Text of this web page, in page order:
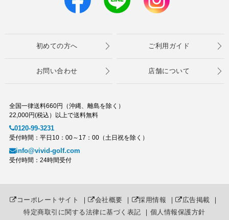
初めての方へ ご利用ガイド
お問い合わせ 店舗について
全国一律送料660円（沖縄、離島を除く）
22,000円(税込）以上で送料無料
0120-99-3231
受付時間：平日10：00～17：00（土日祝を除く）
info@vivid-golf.com
受付時間：24時間受付
コーポレートサイト ｜ 会社概要 ｜ 採用情報 ｜ 広告掲載 ｜
特定商取引に関する法律に基づく表記 ｜ 個人情報保護方針